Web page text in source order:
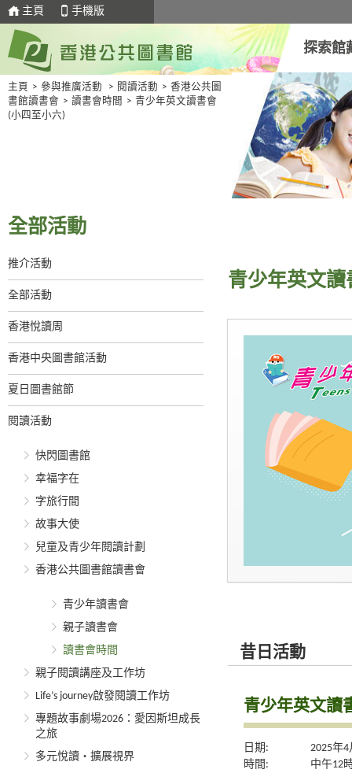
主頁 手機版
探索館
主頁 > 參與推廣活動 > 閱讀活動 > 香港公共圖
書館讀書會 > 讀書會時間 > 青少年英文讀書會
(小四至小六)
全部活動
推介活動
全部活動
香港悅讀周
香港中央圖書館活動
夏日圖書館節
閱讀活動
快閃圖書館
幸福字在
字旅行間
故事大使
兒童及青少年閱讀計劃
香港公共圖書館讀書會
青少年讀書會
親子讀書會
讀書會時間
親子閱讀講座及工作坊
Life’s journey啟發閱讀工作坊
專題故事劇場2026：愛因斯坦成長
之旅
多元悅讀‧擴展視界
青少年英文讀
昔日活動
青少年英文讀
日期:
2025年
時間:
中午12